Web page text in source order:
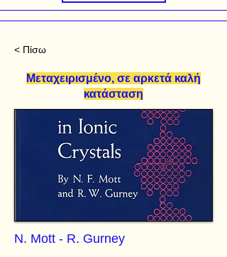
< Πίσω
Μεταχειρισμένο, σε αρκετά καλή
κατάσταση
N. Mott - R. Gurney